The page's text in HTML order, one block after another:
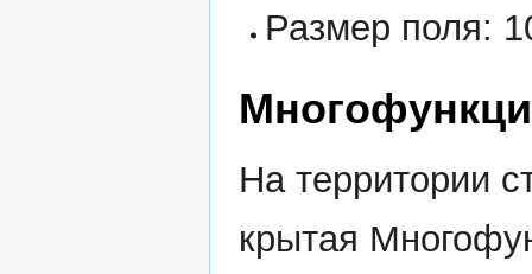
Размер поля:
На территории
крытая